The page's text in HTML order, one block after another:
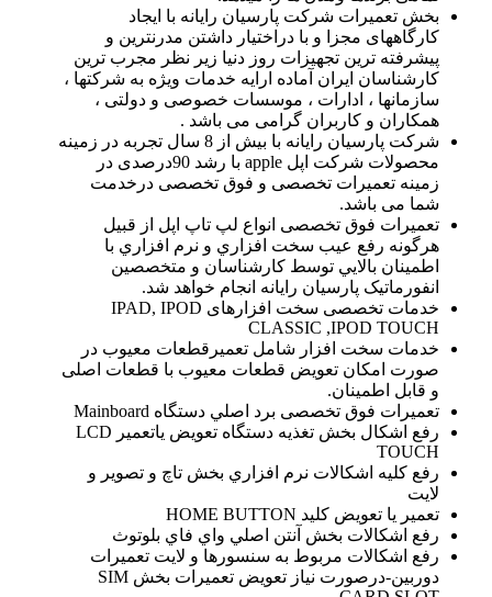
بخش تعمیرات شرکت پارسیان رایانه با ایجاد
کارگاههای مجزا و با دراختیار داشتن مدرنترین و
پیشرفته ترین تجهیزات روز دنیا زیر نظر مجرب ترین
کارشناسان ایران آماده ارایه خدمات ویژه به شرکتها ،
سازمانها ، ادارات ، موسسات خصوصی و دولتی ،
همکاران و کاربران گرامی می باشد .
شرکت پارسیان رایانه با بیش از 8 سال تجربه در زمینه
محصولات شرکت اپل apple با رشد 90درصدی در
زمینه تعمیرات تخصصی و فوق تخصصی درخدمت
شما می باشد.
تعمیرات فوق تخصصی انواع لپ تاپ اپل از قبیل
هرگونه رفع عيب سخت افزاري و نرم افزاري با
اطمينان بالايي توسط كارشناسان و متخصصین
انفورماتیک پارسیان رایانه انجام خواهد شد.
خدمات تخصصی سخت افزارهای IPAD, IPOD
CLASSIC ,IPOD TOUCH
خدمات سخت افزار شامل تعميرقطعات معيوب در
صورت امكان تعويض قطعات معيوب با قطعات اصلی
و قابل اطمينان.
تعمیرات فوق تخصصی برد اصلي دستگاه Mainboard
رفع اشكال بخش تغذيه دستگاه تعويض ياتعمير LCD
TOUCH
رفع كليه اشكالات نرم افزاري بخش تاچ و تصوير و
لايت
تعمير يا تعويض كليد HOME BUTTON
رفع اشكالات بخش آنتن اصلي واي فاي بلوتوث
رفع اشكالات مربوط به سنسورها و لايت تعمیرات
دوربين-درصورت نياز تعويض تعمیرات بخش SIM